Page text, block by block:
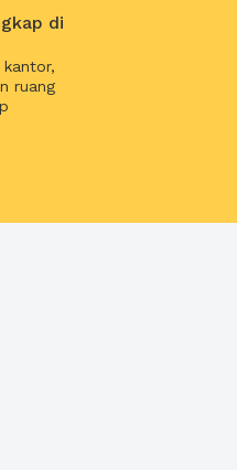
di
kantor,
ruang